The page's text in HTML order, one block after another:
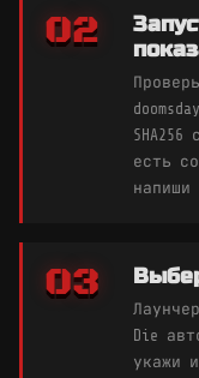
02
есть
напиши
03
Die
укажи